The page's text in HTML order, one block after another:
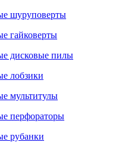
шуруповерты
гайковерты
дисковые пилы
лобзики
мультитулы
перфораторы
рубанки